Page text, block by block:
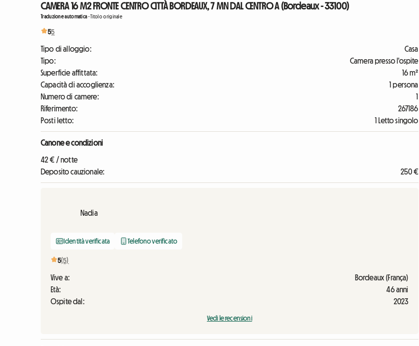
CAMERA 16 M2 FRONTE CENTRO CITTÀ BORDEAUX, 7 MN DAL CENTRO A (Bordeaux - 33100)
Traduzione automatica-Titolo originale
55
Tipo di alloggio:
Casa
Tipo:
Camera presso l'ospite
Superficie affittata:
16 m²
Capacità di accoglienza:
1 persona
Numero di camere:
1
Riferimento:
267186
Posti letto:
1 Letto singolo
Canone e condizioni
42 € / notte
Deposito cauzionale:
250 €
Nadia
Identità verificata Telefono verificato
5(5)
Vive a:
Bordeaux (França)
Età:
46 anni
Ospite dal:
2023
Vedi le recensioni